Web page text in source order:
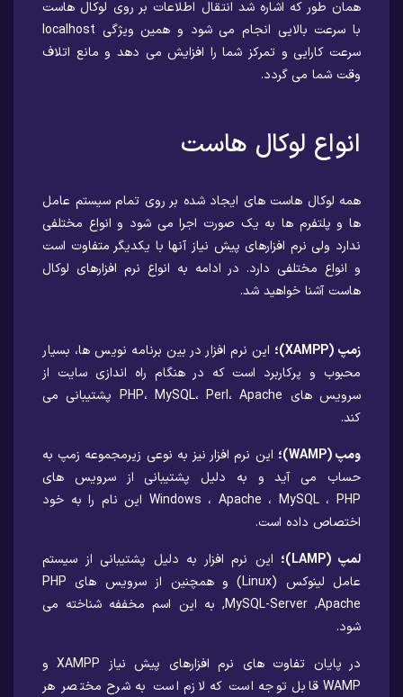
همان طور که اشاره شد انتقال اطلاعات بر روی لوکال هاست
با سرعت بالایی انجام می شود و همین ویژگی localhost
سرعت کارایی و تمرکز شما را افزایش می دهد و مانع اتلاف
وقت شما می گردد.
انواع لوکال هاست
همه لوکال هاست های ایجاد شده بر روی تمام سیستم عامل
ها و پلتفرم ها به یک صورت اجرا می شود و انواع مختلفی
ندارد ولی نرم افزارهای پیش نیاز آنها با یکدیگر متفاوت است
و انواع مختلفی دارد. در ادامه به انواع نرم افزارهای لوکال
هاست آشنا خواهید شد.
زمپ (XAMPP)؛
این نرم افزار در بین برنامه نویس ها، بسیار
محبوب و پرکاربرد است که در هنگام راه اندازی سایت از
سرویس های PHP، MySQL، Perl، Apache پشتیبانی می
کند.
ومپ (WAMP)؛
این نرم افزار نیز به نوعی زیرمجموعه زمپ به
حساب می آید و به دلیل پشتیبانی از سرویس های
Windows ، Apache ، MySQL ، PHP این نام را به خود
اختصاص داده است.
لمپ (LAMP)؛
این نرم افزار به دلیل پشتیبانی از سیستم
عامل لینوکس (Linux) و همچنین از سرویس های PHP
,MySQL-Server ,Apache به این اسم مخففه شناخته می
شود.
در پایان تفاوت های نرم افزارهای پیش نیاز XAMPP و
WAMP قابل توجه است که لازم است به شرح مختصر هر